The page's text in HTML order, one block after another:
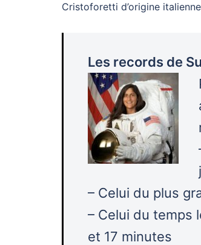
Cristoforetti d’origine
Les records de
– Celui du plus
– Celui du temps
et 17 minutes